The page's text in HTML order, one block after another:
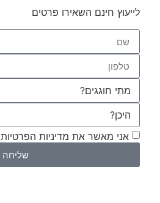
לייעוץ חינם השאירו פרטים
אני מאשר את מדיניות הפרטיות
שליחה